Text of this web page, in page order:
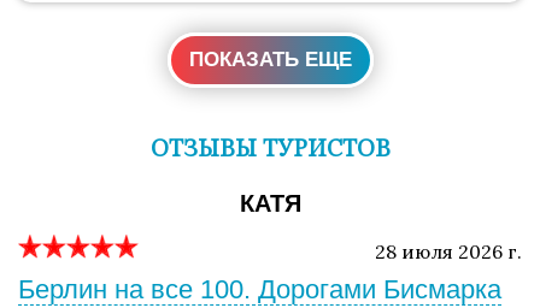
ПОКАЗАТЬ ЕЩЕ
ОТЗЫВЫ ТУРИСТОВ
КАТЯ
28 июля 2026 г.
Берлин на все 100. Дорогами Бисмарка